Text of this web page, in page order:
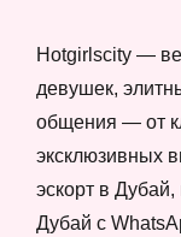
Hotgirlscity —
девушек,
общения — от
эксклюзивных
эскорт в
Дубай с